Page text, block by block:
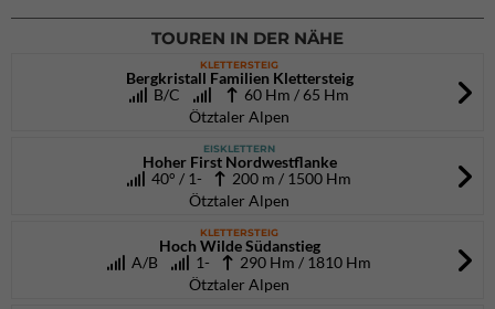
TOUREN IN DER NÄHE
KLETTERSTEIG
Bergkristall Familien Klettersteig
B/C
60 Hm / 65 Hm
Ötztaler Alpen
EISKLETTERN
Hoher First Nordwestflanke
40° / 1-
200 m / 1500 Hm
Ötztaler Alpen
KLETTERSTEIG
Hoch Wilde Südanstieg
A/B
1-
290 Hm / 1810 Hm
Ötztaler Alpen